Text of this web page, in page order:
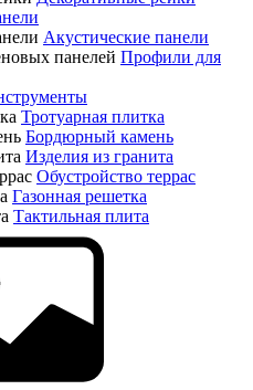
Акустические панели
Профили для
Тротуарная плитка
Бордюрный камень
Изделия из гранита
Обустройство террас
Газонная решетка
Тактильная плита